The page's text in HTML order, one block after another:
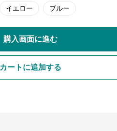
イエロー ブルー
購入画面に進む
カートに追加する